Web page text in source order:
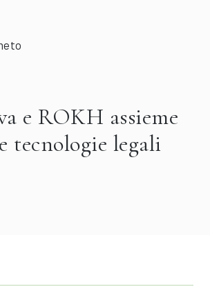
e ROKH assieme
tecnologie legali